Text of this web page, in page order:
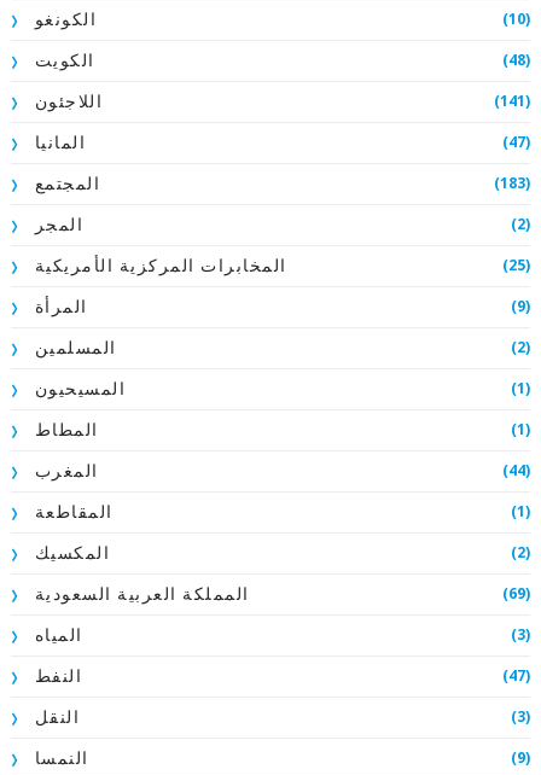
الكونغو (10)
الكويت (48)
اللاجئون (141)
المانيا (47)
المجتمع (183)
المجر (2)
المخابرات المركزية الأمريكية (25)
المرأة (9)
المسلمين (2)
المسيحيون (1)
المطاط (1)
المغرب (44)
المقاطعة (1)
المكسيك (2)
المملكة العربية السعودية (69)
المياه (3)
النفط (47)
النقل (3)
النمسا (9)